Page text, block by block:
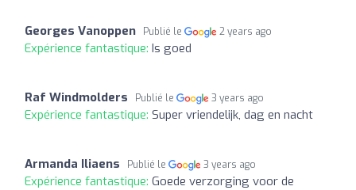
Georges Vanoppen Publié le 2 years ago
Expérience fantastique: Is goed
Raf Windmolders Publié le 3 years ago
Expérience fantastique: Super vriendelijk, dag en nacht
Armanda Iliaens Publié le 3 years ago
Expérience fantastique: Goede verzorging voor de